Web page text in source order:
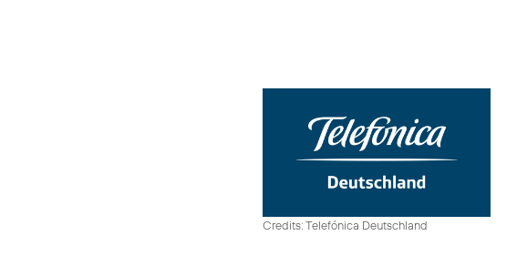
Credits: Telefónica Deutschland